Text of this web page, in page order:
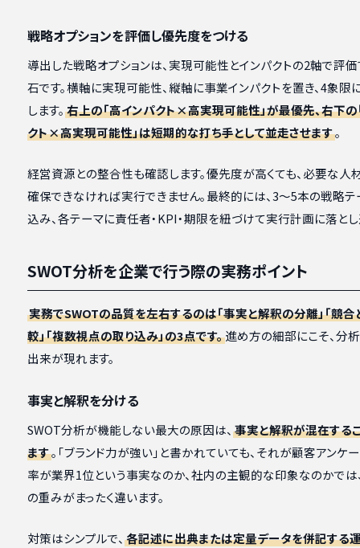
戦略オプションを評価し優先度をつける
導出した戦略オプションは、実現可能性とインパクトの2軸で評
石です。横軸に実現可能性、縦軸に事業インパクトを置き、4象限
します。 右上の「高インパクト×高実現可能性」が最優先、右下の
クト×高実現可能性」は短期的な打ち手として並走させます。
経営資源との整合性も確認します。優先度が高くても、必要な人
確保できなければ実行できません。最終的には、3〜5本の戦略テ
込み、各テーマに責任者・KPI・期限を紐づけて実行計画に落とし
SWOT分析を企業で行う際の実務ポイント
実務でSWOTの品質を左右するのは「事実と解釈の分離」「競
較」「複数視点の取り込み」の3点です。進め方の細部にこそ、分
出来が現れます。
事実と解釈を分ける
SWOT分析が機能しない最大の原因は、 事実と解釈が混在する
ます。「ブランド力が強い」と書かれていても、それが顧客アンケ
率が業界1位という事実なのか、社内の主観的な印象なのかでは
の重みがまったく違います。
対策はシンプルで、 各記述に出典または定量データを併記する